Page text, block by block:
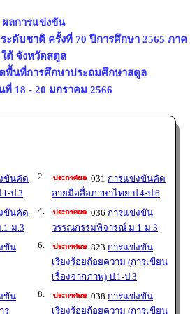
ผลการแข่งขัน
ะดับชาติ ครั้งที่ 70 ปีการศึกษา 2565 ภาค
ใต้ จังหวัดสตูล
พื้นที่การศึกษาประถมศึกษาสตูล
ที่ 18 - 20 มกราคม 2566
ขันคัด
ป.3
2. 031 การแข่งขันคัด
ลายมือสื่อภาษาไทย ป.4-ป.6
ขันคัด
ม.3
4. 036 การแข่งขัน
วรรณกรรมพิจารณ์ ม.1-ม.3
ขัน
6. 823 การแข่งขัน
เรียงร้อยถ้อยความ (การเขียน
เรื่องจากภาพ) ป.1-ป.3
ขัน
ร
8. 038 การแข่งขัน
เรียงร้อยถ้อยความ (การเขียน